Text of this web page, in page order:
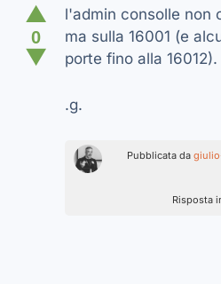
▲
0
▼
l'admin consolle non
ma sulla 16001 (e
porte fino alla 16012).
.g.
Pubblicata da
Risposta